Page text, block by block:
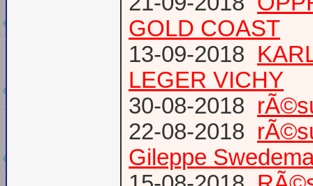
GOLD COAST
13-09-2018
LEGER VICHY
30-08-2018
22-08-2018
Gileppe